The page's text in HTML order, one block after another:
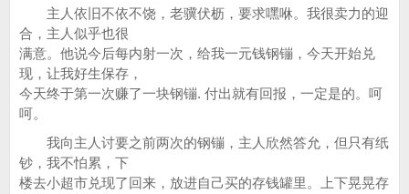
主人依旧不依不饶，老骥伏枥，要求嘿咻。我很卖力的迎
合，主人似乎也很
满意。他说今后每内射一次，给我一元钱钢镚，今天开始兑
现，让我好生保存，
今天终于第一次赚了一块钢镚. 付出就有回报，一定是的。呵
呵。
我向主人讨要之前两次的钢镚，主人欣然答允，但只有纸
钞，我不怕累，下
楼去小超市兑现了回来，放进自己买的存钱罐里。上下晃晃存